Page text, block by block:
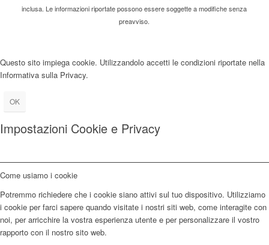
inclusa. Le informazioni riportate possono essere soggette a modifiche senza
preavviso.
Questo sito impiega cookie. Utilizzandolo accetti le condizioni riportate nella
Informativa sulla Privacy.
OK
Impostazioni Cookie e Privacy
Come usiamo i cookie
Potremmo richiedere che i cookie siano attivi sul tuo dispositivo. Utilizziamo
i cookie per farci sapere quando visitate i nostri siti web, come interagite con
noi, per arricchire la vostra esperienza utente e per personalizzare il vostro
rapporto con il nostro sito web.